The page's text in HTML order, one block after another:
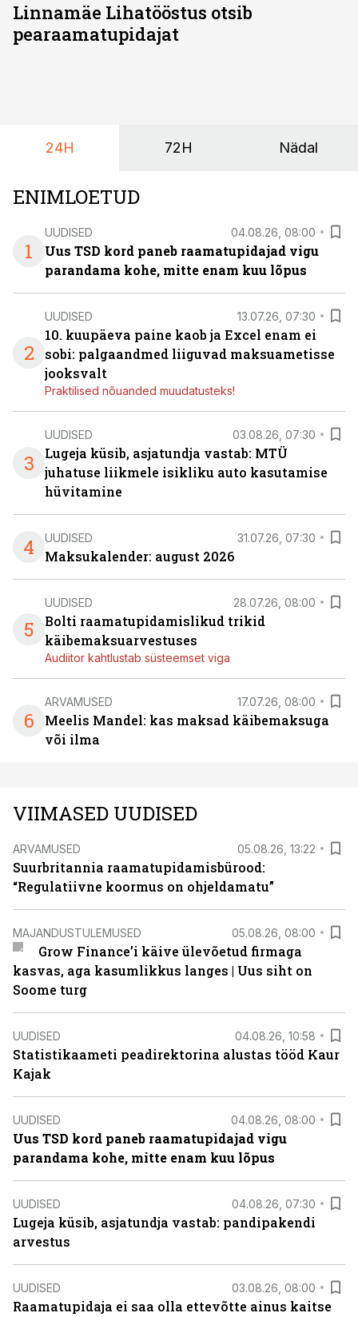
Linnamäe Lihatööstus otsib
pearaamatupidajat
24H 72H Nädal
ENIMLOETUD
1
UUDISED 04.08.26, 08:00
Uus TSD kord paneb raamatupidajad vigu
parandama kohe, mitte enam kuu lõpus
2
UUDISED 13.07.26, 07:30
10. kuupäeva paine kaob ja Excel enam ei
sobi: palgaandmed liiguvad maksuametisse
jooksvalt
Praktilised nõuanded muudatusteks!
3
UUDISED 03.08.26, 07:30
Lugeja küsib, asjatundja vastab: MTÜ
juhatuse liikmele isikliku auto kasutamise
hüvitamine
4 UUDISED 31.07.26, 07:30
Maksukalender: august 2026
5
UUDISED 28.07.26, 08:00
Bolti raamatupidamislikud trikid
käibemaksuarvestuses
Audiitor kahtlustab süsteemset viga
6
ARVAMUSED 17.07.26, 08:00
Meelis Mandel: kas maksad käibemaksuga
või ilma
VIIMASED UUDISED
ARVAMUSED 05.08.26, 13:22
Suurbritannia raamatupidamisbürood:
“Regulatiivne koormus on ohjeldamatu”
MAJANDUSTULEMUSED 05.08.26, 08:00
Grow Finance’i käive ülevõetud firmaga
kasvas, aga kasumlikkus langes | Uus siht on
Soome turg
UUDISED 04.08.26, 10:58
Statistikaameti peadirektorina alustas tööd Kaur
Kajak
UUDISED 04.08.26, 08:00
Uus TSD kord paneb raamatupidajad vigu
parandama kohe, mitte enam kuu lõpus
UUDISED 04.08.26, 07:30
Lugeja küsib, asjatundja vastab: pandipakendi
arvestus
UUDISED 03.08.26, 08:00
Raamatupidaja ei saa olla ettevõtte ainus kaitse